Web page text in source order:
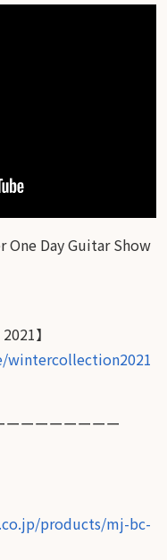
One Day Guitar Show
】
wintercollection2021
ーーーーーーー
products/mj-bc-